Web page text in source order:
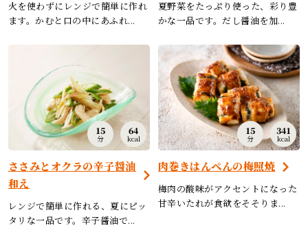
火を使わずにレンジで簡単に作れ
ます。かむと口の中にあふれ...
夏野菜をたっぷり使った、彩り豊
かな一品です。だし醤油を加...
15
分
64
kcal
ささみとオクラの辛子醤油
和え
レンジで簡単に作れる、夏にピッ
タリな一品です。辛子醤油で...
15
分
341
kcal
肉巻きはんぺんの梅照焼
梅肉の酸味がアクセントになった
甘辛いたれが食欲をそそりま...